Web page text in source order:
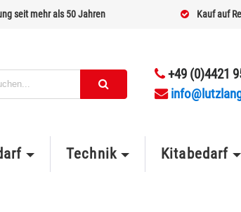
seit mehr als 50 Jahren Kauf auf
+49 (0)4421
Technik Kitabedarf